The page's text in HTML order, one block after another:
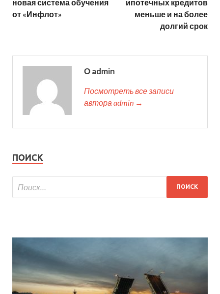
новая система обучения
от «Инфлот»
ипотечных кредитов
меньше и на более
долгий срок
О admin
Посмотреть все записи
автора admin →
ПОИСК